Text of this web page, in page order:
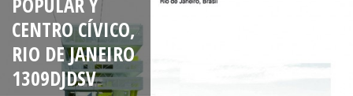
CENTRO CÍVICO,
RIO DE JANEIRO
1309DJDSV